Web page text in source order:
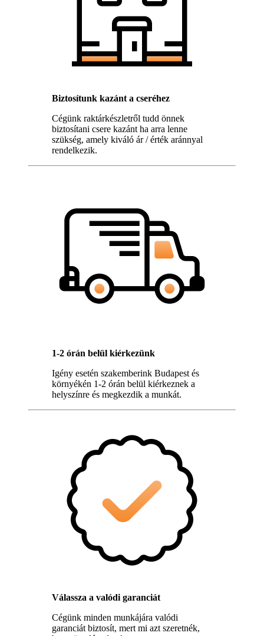
Biztosítunk kazánt a cseréhez
Cégünk raktárkészletről tudd önnek
biztosítani csere kazánt ha arra lenne
szükség, amely kiváló ár / érték aránnyal
rendelkezik.
1-2 órán belül kiérkezünk
Igény esetén szakemberink Budapest és
környékén 1-2 órán belül kiérkeznek a
helyszínre és megkezdik a munkát.
Válassza a valódi garanciát
Cégünk minden munkájára valódi
garanciát biztosít, mert mi azt szeretnék,